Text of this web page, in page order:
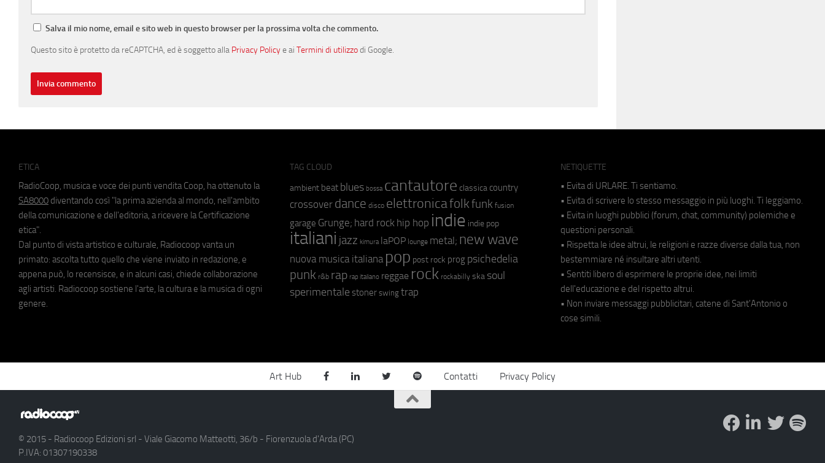
Salva il mio nome, email e sito web in questo browser per la prossima volta che commento.
Questo sito è protetto da reCAPTCHA, ed è soggetto alla Privacy Policye ai Termini di utilizzodi Google.
ETICA
RadioCoop, musica e voce dei punti vendita Coop, ha ottenuto la
SA8000 diventando così "la prima azienda al mondo, nell'ambito
della comunicazione e dell'editoria, a ricevere la Certificazione
etica".
Dal punto di vista artistico e culturale, Radiocoop vanta un
primato: ascolta tutto quello che viene inviato in redazione, e
appena può, lo recensisce, e in alcuni casi, chiede collaborazione
agli artisti. Radiocoop sostiene l'arte, la cultura e la musica di ogni
genere.
TAG CLOUD
ambient beat blues bossa cantautore classica country
crossover dance disco elettronicafolkfunk fusion
garage Grunge; hard rock hip hop indie indie pop
italiani jazz kimura laPOP lounge metal; new wave
nuova musica italiana pop post rock prog psichedelia
punk r&b rap rap italiano reggae rock rockabilly ska soul
sperimentale stoner swing trap
NETIQUETTE
• Evita di URLARE. Ti sentiamo.
• Evita di scrivere lo stesso messaggio in più luoghi. Ti leggiamo.
• Evita in luoghi pubblici (forum, chat, community) polemiche e
questioni personali.
• Rispetta le idee altrui, le religioni e razze diverse dalla tua, non
bestemmiare né insultare altri utenti.
• Sentiti libero di esprimere le proprie idee, nei limiti
dell'educazione e del rispetto altrui.
• Non inviare messaggi pubblicitari, catene di Sant'Antonio o
cose simili.
Art Hub Contatti Privacy Policy
© 2015 - Radiocoop Edizioni srl - Viale Giacomo Matteotti, 36/b - Fiorenzuola d'Arda (PC)
P.IVA: 01307190338